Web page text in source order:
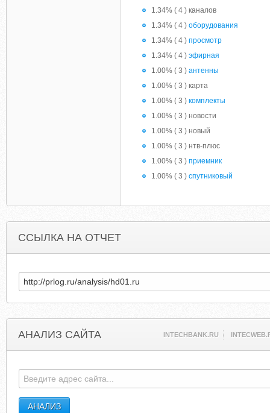
1.34% ( 4 ) каналов
1.34% ( 4 ) оборудования
1.34% ( 4 ) просмотр
1.34% ( 4 ) эфирная
1.00% ( 3 ) антенны
1.00% ( 3 ) карта
1.00% ( 3 ) комплекты
1.00% ( 3 ) новости
1.00% ( 3 ) новый
1.00% ( 3 ) нтв-плюс
1.00% ( 3 ) приемник
1.00% ( 3 ) спутниковый
ССЫЛКА НА ОТЧЕТ
АНАЛИЗ САЙТА INTECHBANK.RU